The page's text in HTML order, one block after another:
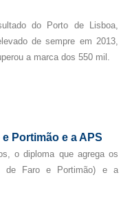
do Porto de Lisboa,
de sempre em 2013,
a marca dos 550 mil.
Portimão e a APS
o diploma que agrega os
de Faro e Portimão) e a